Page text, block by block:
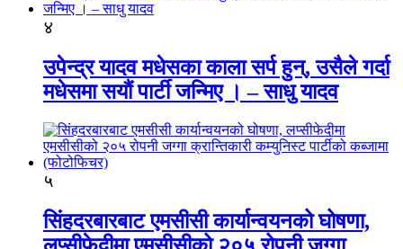
४
उपेन्द्र यादव मधेसका काला सर्प हुन्, उसैले गर्दा
मधेसमा सयौं पार्टी जन्मिए । – साधु यादव
५
सिंहदरबारबाट एमसीसी कार्यान्वयनको घोषणा,